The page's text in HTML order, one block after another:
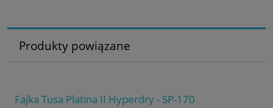
Produkty powiązane
Fajka Tusa Platina II Hyperdry - SP-170